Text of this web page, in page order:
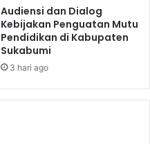
Audiensi dan Dialog
Kebijakan Penguatan Mutu
Pendidikan di Kabupaten
Sukabumi
3 hari ago